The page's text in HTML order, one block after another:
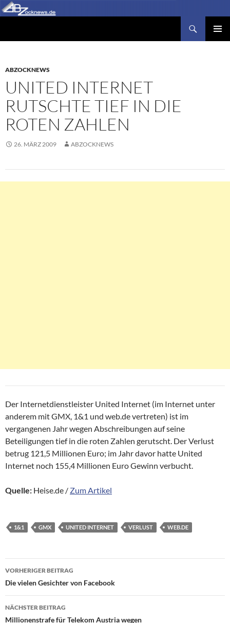
Zum
Inhalt
ABZOCKNEWS
UNITED INTERNET
RUTSCHTE TIEF IN DIE
ROTEN ZAHLEN
26. MÄRZ 2009 ABZOCKNEWS
Der Internetdienstleister United Internet (im Internet unter
anderem mit GMX, 1&1 und web.de vertreten) ist im
vergangenen Jahr wegen Abschreibungen auf seine
Beteiligungen tief in die roten Zahlen gerutscht. Der Verlust
betrug 121,5 Millionen Euro; im Jahr davor hatte United
Internet noch 155,4 Millionen Euro Gewinn verbucht.
Quelle: Heise.de / Zum Artikel
1&1 GMX UNITED INTERNET VERLUST WEB.DE
Beitragsnavigation
VORHERIGER BEITRAG
Die vielen Gesichter von Facebook
NÄCHSTER BEITRAG
Millionenstrafe für Telekom Austria wegen